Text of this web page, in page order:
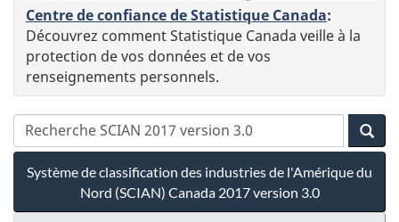
Centre de confiance de Statistique Canada:
Découvrez comment Statistique Canada veille à la
protection de vos données et de vos
renseignements personnels.
Système de classification des industries de l'Amérique du
Nord (SCIAN) Canada 2017 version 3.0